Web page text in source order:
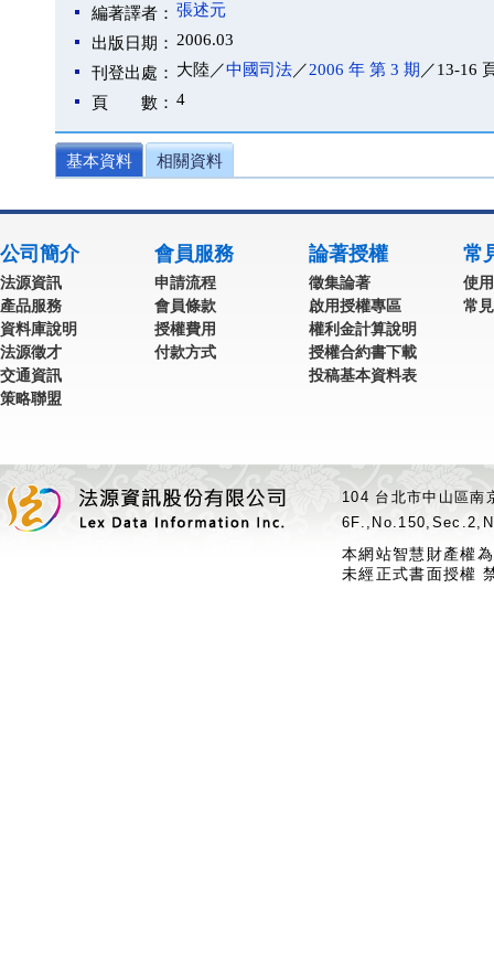
編著譯者： 張述元
出版日期： 2006.03
刊登出處： 大陸／中國司法／2006 年 第 3 期 ／13-16
頁 數： 4
基本資料 相關資料
公司簡介
法源資訊
產品服務
資料庫說明
法源徵才
交通資訊
策略聯盟
會員服務
申請流程
會員條款
授權費用
付款方式
論著授權
徵集論著
啟用授權專區
權利金計算說明
授權合約書下載
投稿基本資料表
常
使
常
104 台北市中山區
本網站智慧財產權
未經正式書面授權